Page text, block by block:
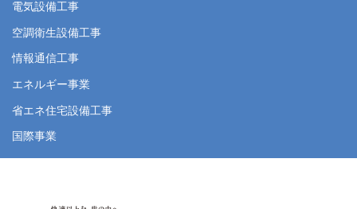
電気設備工事
空調衛生設備工事
情報通信工事
エネルギー事業
省エネ住宅設備工事
国際事業